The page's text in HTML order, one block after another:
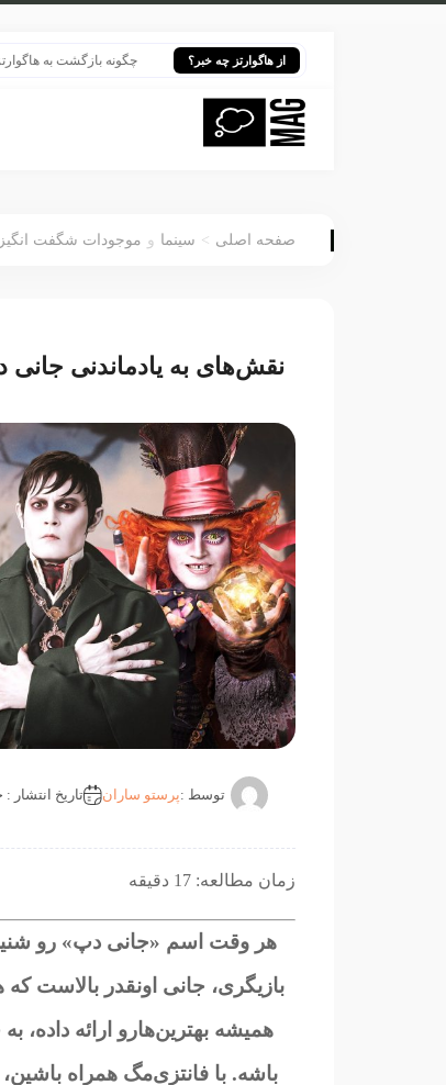
از هاگوارتز چه خبر؟ چگونه بازگشت به هاگوارتز
صفحه اصلی > سینما و موجودات شگفت انگیز
نقش‌های به یادماندنی جانی
توسط :پرستو ساران تاریخ انتشار : خرداد
زمان مطالعه: 17 دقیقه
هر وقت اسم «جانی دپ» رو
بازیگری، جانی اونقدر بالاست
همیشه بهترین‌هارو ارائه داده،
باشه. با فانتزی‌مگ همراه